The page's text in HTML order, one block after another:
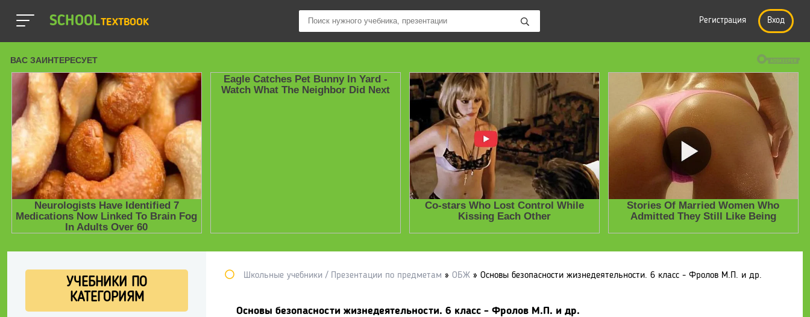
SCHOOLTEXTBOOK Регистрация Вход
Школьные учебники / Презентации по предметам » ОБЖ » Основы безопасности жизнедеятельности. 6 класс - Фролов М.П. и др.
Основы безопасности жизнедеятельности. 6 класс - Фролов М.П. и др.
УЧЕБНИКИ ПО
КАТЕГОРИЯМ